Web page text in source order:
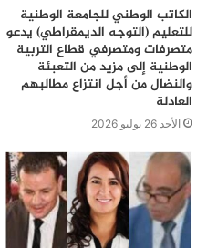
الكاتب الوطني للجامعة الوطنية
للتعليم (التوجه الديمقراطي) يدعو
متصرفات ومتصرفي قطاع التربية
الوطنية إلى مزيد من التعبئة
والنضال من أجل انتزاع مطالبهم
العادلة
الأحد 26 يوليو 2026